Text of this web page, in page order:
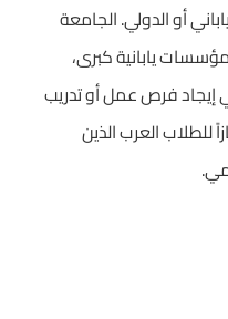
أو الدولي. الجامعة
يابانية كبرى،
فرص عمل أو تدريب
للطلاب العرب الذين